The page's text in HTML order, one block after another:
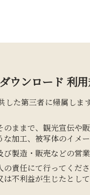
ウンロード 利
した第三者に帰属し
ままで、観光宣伝や
加工、被写体のイメ
製造・販売などの営
責任にて行ってくださ
不利益が生じたとし